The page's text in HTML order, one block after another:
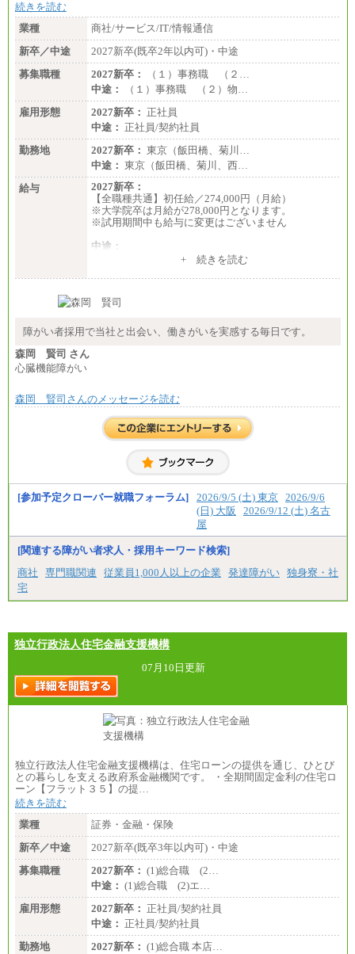
続きを読む
業種
商社/サービス/IT/情報通信
新卒／中途
2027新卒(既卒2年以内可)・中途
募集職種
2027新卒：
（１）事務職 （２…
中途：
（１）事務職 （２）物…
雇用形態
2027新卒： 正社員
中途： 正社員/契約社員
勤務地
2027新卒： 東京（飯田橋、菊川…
中途： 東京（飯田橋、菊川、西…
給与
2027新卒：
【全職種共通】初任給／274,000円（月給）
※大学院卒は月給が278,000円となります。
※試用期間中も給与に変更はございません
中途：
（１）～（４）274,000円（月給）～
※経験・年齢などを考慮のうえ、当社規程により優
※業務内容・勤務形態に応じて、上記給与の範囲内
※試用期間中も給与に変更はございません
+ 続きを読む
障がい者採用で当社と出会い、働きがいを実感する毎日です。
森岡 賢司 さん
心臓機能障がい
森岡 賢司さんのメッセージを読む
[参加予定クローバー就職フォーラム] 2026/9/5 (土) 東京 2026/9/6
(日) 大阪
2026/9/12 (土) 名古
屋
[関連する障がい者求人・採用キーワード検索]
商社
専門職関連 従業員1,000人以上の企業 発達障がい 独身寮・社
宅
独立行政法人住宅金融支援機構
07月10日更新
独立行政法人住宅金融支援機構は、住宅ローンの提供を通じ、ひとび
との暮らしを支える政府系金融機関です。 ・全期間固定金利の住宅ロ
ーン【フラット３５】の提…
続きを読む
業種
証券・金融・保険
新卒／中途
2027新卒(既卒3年以内可)・中途
募集職種
2027新卒： (1)総合職 (2…
中途： (1)総合職 (2)エ…
雇用形態
2027新卒： 正社員/契約社員
中途： 正社員/契約社員
勤務地
2027新卒： (1)総合職 本店…